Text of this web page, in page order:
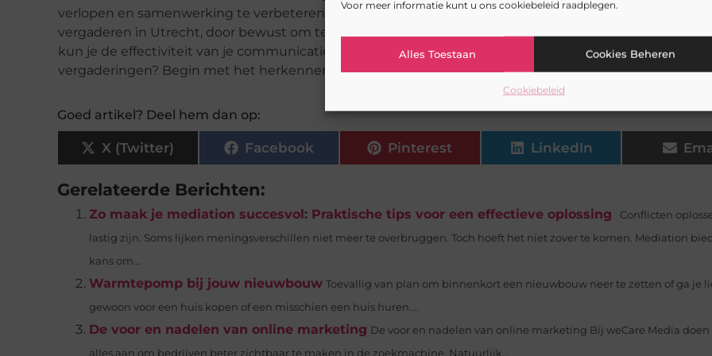
Voor meer informatie kunt u ons cookiebeleid raadplegen.
Alles Toestaan Cookies Beheren
Cookiebeleid
verlopen en samenwerking te verbeteren. Of je nu intern overleg hebt of een belangrijke meeting
vergaderen in Utrecht, door bewust om te gaan met lichaamstaal, stemgebruik en
kun je de effectiviteit van je communicatie aanzienlijk vergroten. Wil je een sterkere indruk maken in
vergaderingen? Begin met het herkennen en optimaliseren van je non-verbale signalen en ervaar het
Goed artikel? Deel hem dan op:
X (Twitter) Facebook Pinterest LinkedIn
Gerelateerde Berichten:
Zo maak je mediation succesvol: Praktische tips voor een effectieve oplossing
Conflicten
lastig zijn. Soms lijken meningsverschillen niet meer te overbruggen. Toch hoeft het niet zover te komen. Mediation
kans om...
Warmtepomp bij jouw nieuwbouw Toevallig van plan om binnenkort een nieuwbouw neer te zetten of ga je
gewoon voor een huis kopen of een misschien een huis huren....
De voor en nadelen van online marketing De voor en nadelen van online marketing Bij weCare Media doen
alles aan om bedrijven beter zichtbaar te maken in de zoekmachine. Natuurlijk...